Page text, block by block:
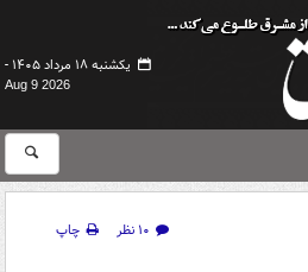
یکشنبه ۱۸ مرداد ۱۴۰۵ -
Aug 9 2026
۱۰ نظر
چاپ